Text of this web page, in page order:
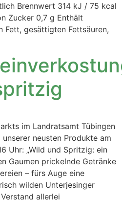
Brennwert 314 kJ / 75 kcal
Zucker 0,7 g Enthält
Fett, gesättigten Fettsäuren,
im Landratsamt Tübingen
neusten Produkte am
Uhr: „Wild und Spritzig: ein
Gaumen prickelnde Getränke
– fürs Auge eine
wilden Unterjesinger
allerlei